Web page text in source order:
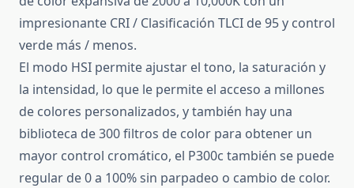
impresionante CRI / Clasificación TLCI de 95 y control
verde más / menos.
El modo HSI permite ajustar el tono, la saturación y
la intensidad, lo que le permite el acceso a millones
de colores personalizados, y también hay una
biblioteca de 300 filtros de color para obtener un
mayor control cromático, el P300c también se puede
regular de 0 a 100% sin parpadeo o cambio de color.